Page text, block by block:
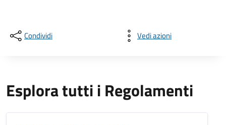
Condividi Vedi azioni
Esplora tutti i Regolamenti